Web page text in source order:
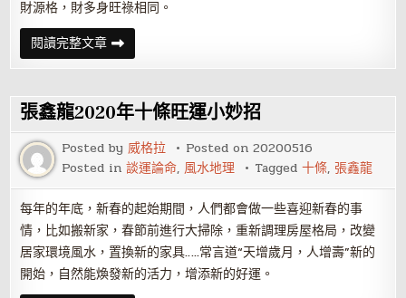
人
道
財源格，財多身旺祿相同。
閱讀完整文章張
鑫
龍
字
格
局
解
讀
光
輝
生
之
雜
氣
財
官
格
張鑫龍2020年十條旺運小妙招
Posted by威格拉 Posted on20200516
Posted in談運論命, 風水地理 Tagged十條,張鑫龍
每年的年底，新春的起始期間，人們都會做一些喜迎新春的事
情，比如搬新家，春節前進行大掃除，重新調理房屋格局，改變
居家環境風水，置換新的家具…..常言道“天增歲月，人增壽”新的
開始，自然能煥發新的活力，增添新的好運。